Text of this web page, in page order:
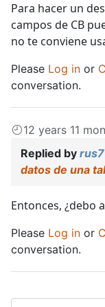
Para hacer un
campos de CB
no te conviene
Please Log in or
conversation.
12 years 11
Replied by rus7
datos de una
Entonces, ¿debo
Please Log in or
conversation.